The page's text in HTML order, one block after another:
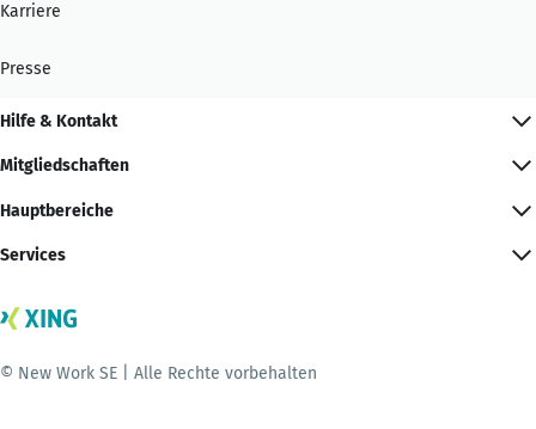
Karriere
Presse
Hilfe & Kontakt
Mitgliedschaften
Hauptbereiche
Services
© New Work SE | Alle Rechte vorbehalten